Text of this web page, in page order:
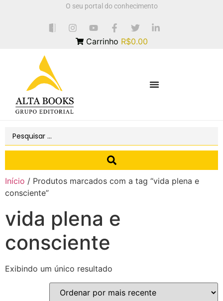
O seu portal do conhecimento
Carrinho R$0.00
Início / Produtos marcados com a tag “vida plena e
consciente”
vida plena e
consciente
Exibindo um único resultado